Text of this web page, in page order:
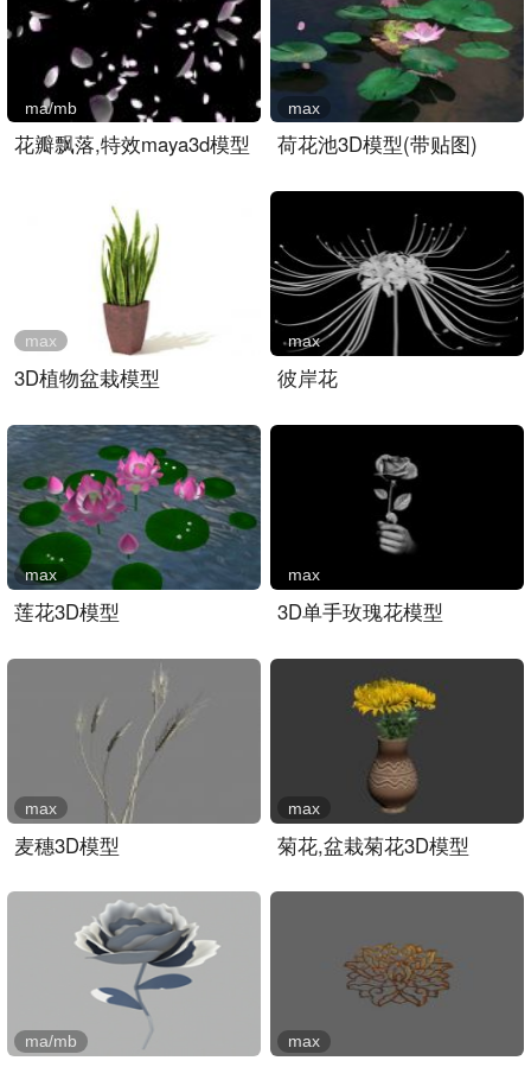
花瓣飘落,特效maya3d模型
ma/mb
荷花池3D模型(带贴图)
max
3D植物盆栽模型
max
彼岸花
max
莲花3D模型
max
3D单手玫瑰花模型
max
麦穗3D模型
max
菊花,盆栽菊花3D模型
max
ma/mb max